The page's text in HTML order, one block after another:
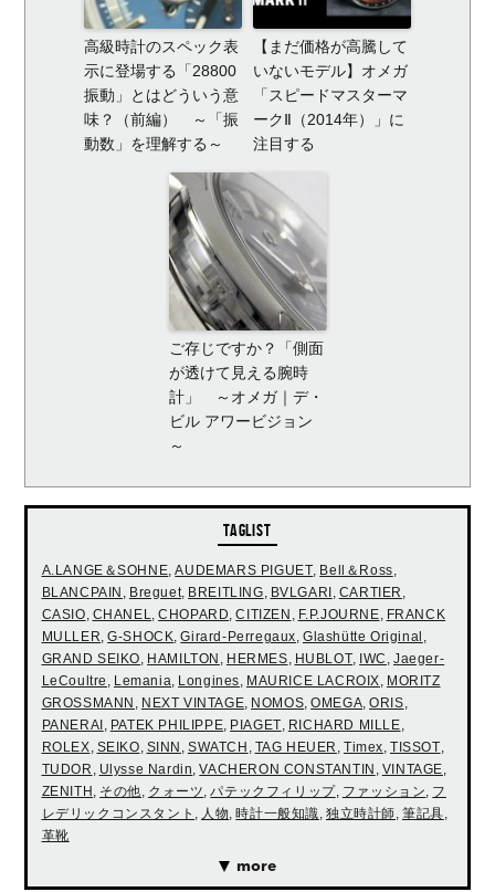
高級時計のスペック表
示に登場する「28800
振動」とはどういう意
味？（前編） ～「振
動数」を理解する～
【まだ価格が高騰して
いないモデル】オメガ
「スピードマスターマ
ークⅡ（2014年）」に
注目する
ご存じですか？「側面
が透けて見える腕時
計」 ～オメガ｜デ・
ビル アワービジョン
～
TAGLIST
A.LANGE＆SOHNE,AUDEMARS PIGUET, Bell＆Ross,
BLANCPAIN , Breguet, BREITLING, BVLGARI, CARTIER ,
CASIO, CHANEL,CHOPARD,CITIZEN , F.P.JOURNE, FRANCK
MULLER,G-SHOCK,Girard-Perregaux, Glashütte Original ,
GRAND SEIKO, HAMILTON , HERMES, HUBLOT, IWC , Jaeger-
LeCoultre , Lemania, Longines, MAURICE LACROIX, MORITZ
GROSSMANN , NEXT VINTAGE, NOMOS,OMEGA,ORIS,
PANERAI, PATEK PHILIPPE, PIAGET, RICHARD MILLE,
ROLEX, SEIKO, SINN , SWATCH , TAG HEUER , Timex, TISSOT,
TUDOR , Ulysse Nardin,VACHERON CONSTANTIN , VINTAGE,
ZENITH, その他, クォーツ,パテックフィリップ, ファッション, フ
レデリックコンスタント , 人物,時計一般知識, 独立時計師, 筆記具,
革靴
more